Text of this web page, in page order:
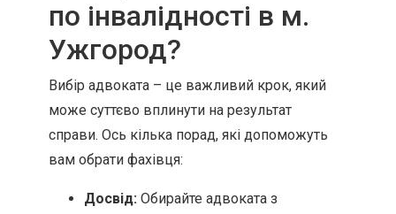
по інвалідності в м.
Ужгород?
Вибір адвоката – це важливий крок, який
може суттєво вплинути на результат
справи. Ось кілька порад, які допоможуть
вам обрати фахівця:
Досвід: Обирайте адвоката з